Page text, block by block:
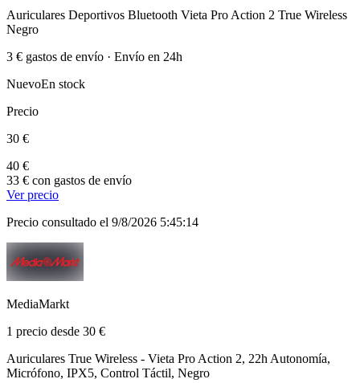
Auriculares Deportivos Bluetooth Vieta Pro Action 2 True Wireless
Negro
3 € gastos de envío · Envío en 24h
NuevoEn stock
Precio
30 €
40 €
33 € con gastos de envío
Ver precio
Precio consultado el 9/8/2026 5:45:14
MediaMarkt
1 precio desde 30 €
Auriculares True Wireless - Vieta Pro Action 2, 22h Autonomía,
Micrófono, IPX5, Control Táctil, Negro